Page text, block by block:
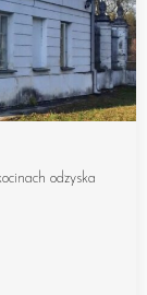
odzyska